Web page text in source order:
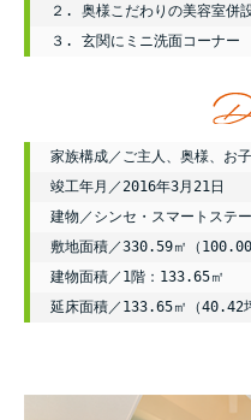
２. 奥様こだわりの美容室併
３. 玄関にミニ洗面コーナー
家族構成／ご主人、奥様、お
竣工年月／2016年3月21日
建物／シンセ・スマートステ
敷地面積／330.59㎡（100.00
建物面積／1階：133.65㎡
延床面積／133.65㎡（40.42